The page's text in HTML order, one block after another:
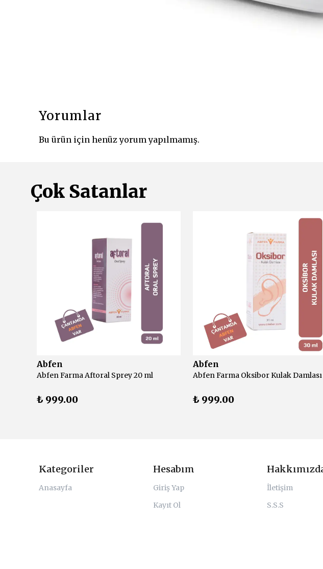
Yorumlar
Bu ürün için henüz yorum yapılmamış.
Çok Satanlar
Abfen
Abfen Farma Aftoral Sprey 20 ml
₺ 999.00
Abfen
₺ 999.00
Kategoriler
Anasayfa
Hesabım
Giriş Yap
Kayıt Ol
İletişim
S.S.S